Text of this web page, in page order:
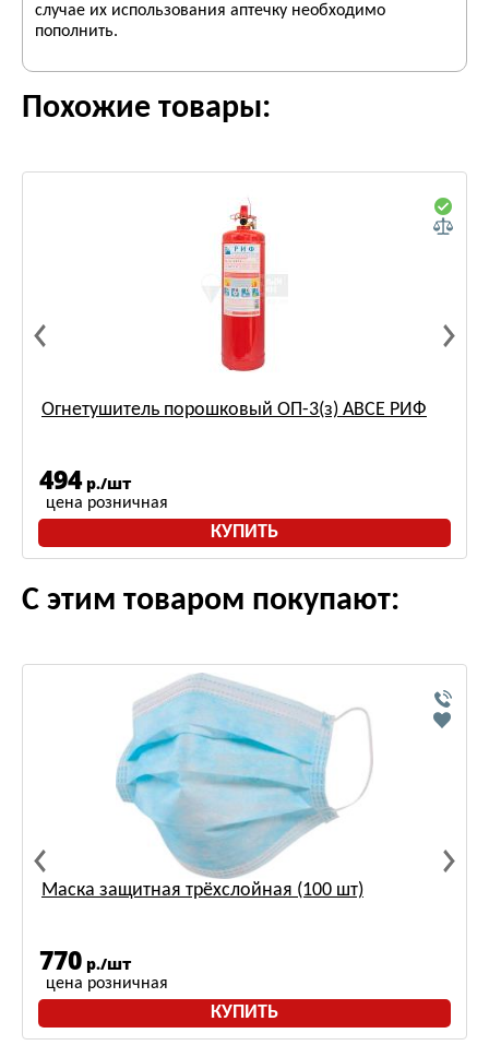
случае их использования аптечку необходимо
пополнить.
Похожие товары:
Огнетушитель порошковый ОП-3(з) АВСЕ РИФ
494 р./шт
цена розничная
КУПИТЬ
С этим товаром покупают:
Маска защитная трёхслойная (100 шт)
770 р./шт
цена розничная
КУПИТЬ